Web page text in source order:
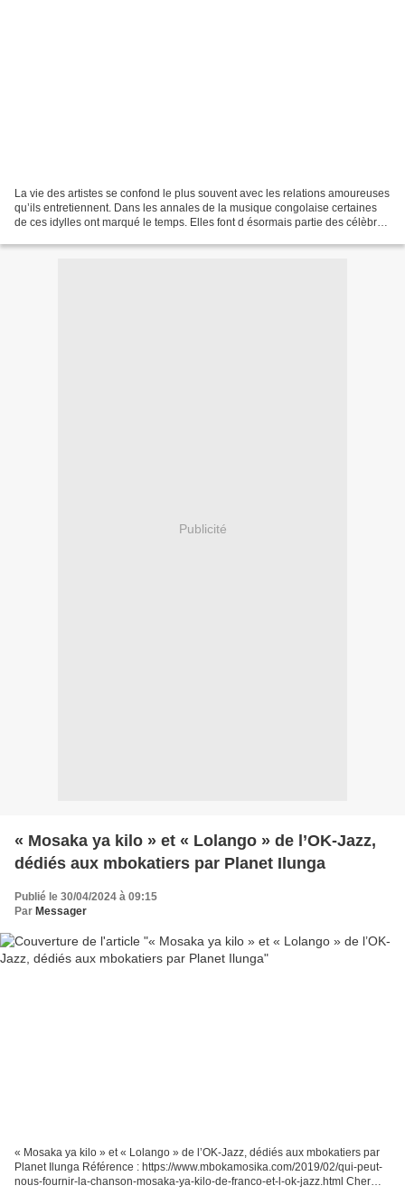
La vie des artistes se confond le plus souvent avec les relations amoureuses
qu’ils entretiennent. Dans les annales de la musique congolaise certaines
de ces idylles ont marqué le temps. Elles font d ésormais partie des célèbres
Publicité
« Mosaka ya kilo » et « Lolango » de l’OK-Jazz,
dédiés aux mbokatiers par Planet Ilunga
Publié le 30/04/2024 à 09:15
Par Messager
« Mosaka ya kilo » et « Lolango » de l’OK-Jazz, dédiés aux mbokatiers par
Planet Ilunga Référence : https://www.mbokamosika.com/2019/02/qui-peut-
nous-fournir-la-chanson-mosaka-ya-kilo-de-franco-et-l-ok-jazz.html Cher